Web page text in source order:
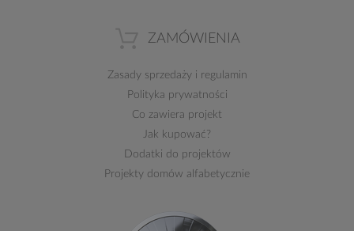
ZAMÓWIENIA
Zasady sprzedażyi regulamin
Polityka prywatności
Co zawiera projekt
Jak kupować?
Dodatki do projektów
Projekty domów alfabetycznie